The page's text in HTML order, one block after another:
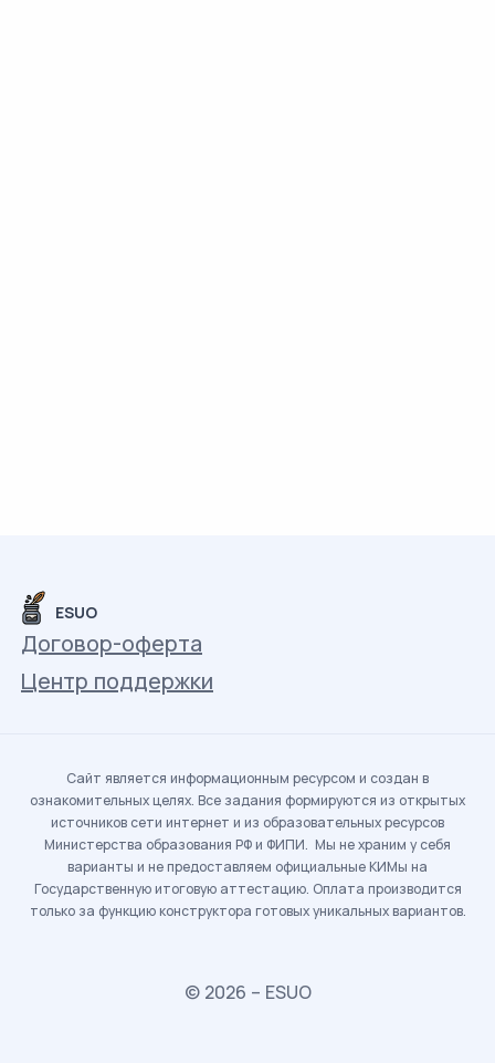
ESUO
Договор-оферта
Центр поддержки
Сайт является информационным ресурсом и создан в
ознакомительных целях. Все задания формируются из открытых
источников сети интернет и из образовательных ресурсов
Министерства образования РФ и ФИПИ. Мы не храним у себя
варианты и не предоставляем официальные КИМы на
Государственную итоговую аттестацию. Оплата производится
только за функцию конструктора готовых уникальных вариантов.
© 2026 – ESUO